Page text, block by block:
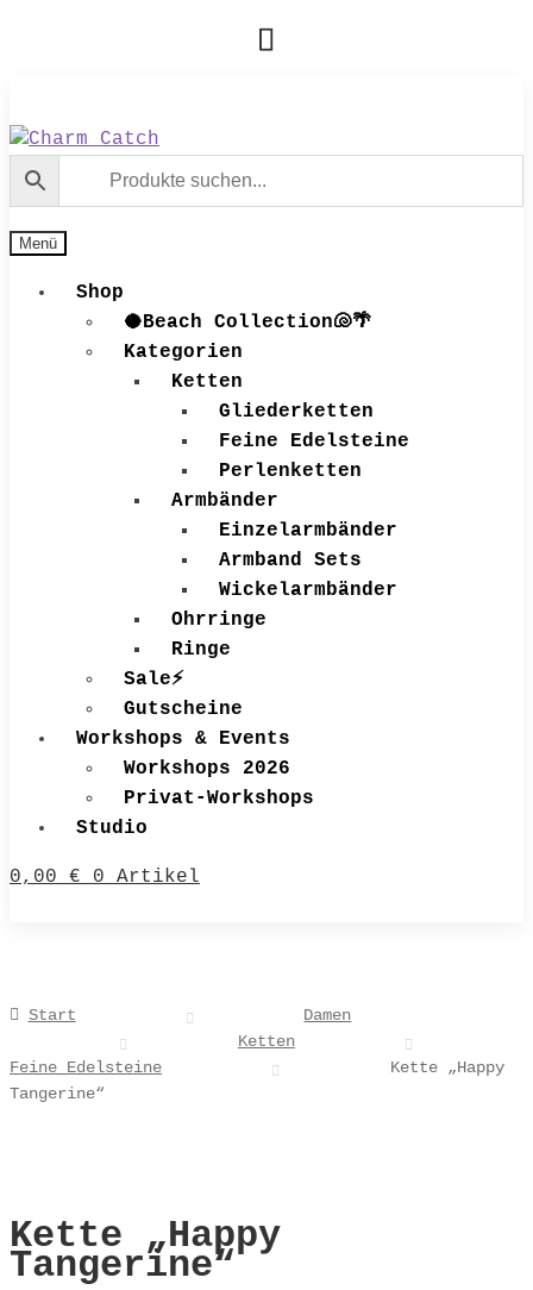
Zur
Navigation
springen
Zum
Inhalt
springen
Menü
Shop
🥥Beach Collection🐚🌴
Kategorien
Ketten
Gliederketten
Feine Edelsteine
Perlenketten
Armbänder
Einzelarmbänder
Armband Sets
Wickelarmbänder
Ohrringe
Ringe
Sale⚡
Gutscheine
Workshops & Events
Workshops 2026
Privat-Workshops
Studio
0,00 € 0 Artikel
Start
Damen
Ketten
Feine Edelsteine
Kette „Happy
Tangerine“
Kette „Happy
Tangerine“